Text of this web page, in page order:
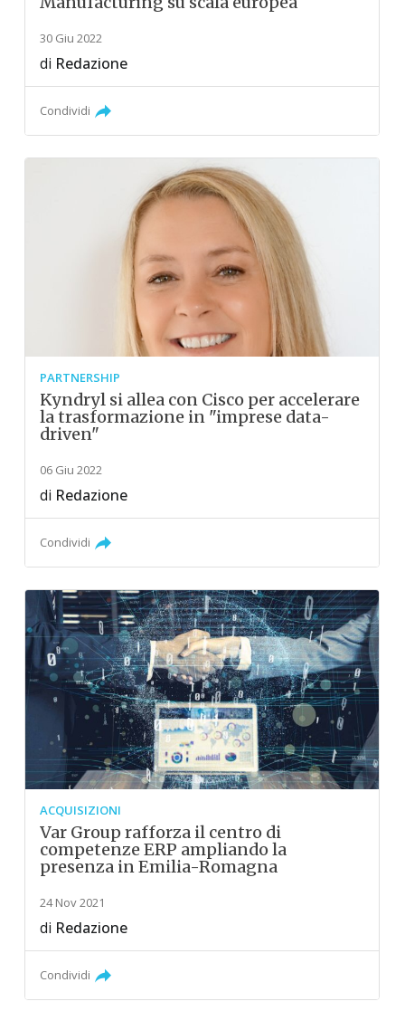
30 Giu 2022
di Redazione
Condividi
PARTNERSHIP
Kyndryl si allea con Cisco per accelerare
la trasformazione in "imprese data-
driven"
06 Giu 2022
di Redazione
Condividi
ACQUISIZIONI
Var Group rafforza il centro di
competenze ERP ampliando la
presenza in Emilia-Romagna
24 Nov 2021
di Redazione
Condividi